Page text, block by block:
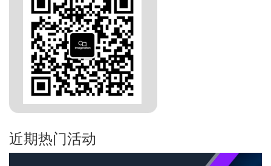
近期热门活动